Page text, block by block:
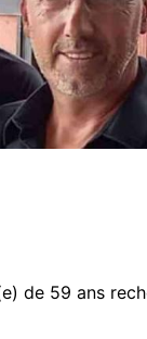
de 59 ans